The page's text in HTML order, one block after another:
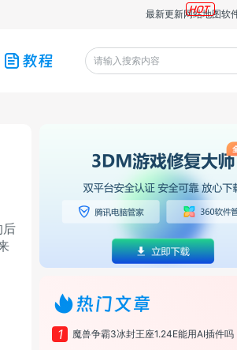
最新更新网站地图软
教程
热门文章
1 魔兽争霸3冰封王座1.24E能用AI插件吗